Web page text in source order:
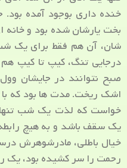
خنده داری بوجود آمده بود.
بخت یارشان شده بود و خانه
شان، آن هم فقط برای یک
درجایی تنگ، کیپ تا کیپ هم
صبح نتوانند در جایشان
اشک ریخت. مدت ها بود که
خواست که لذت یک شب
یک سقف باشد و به هیچ
خیال باطلی، مادرشوهرش
رحمت را سر کشیده بود، یک